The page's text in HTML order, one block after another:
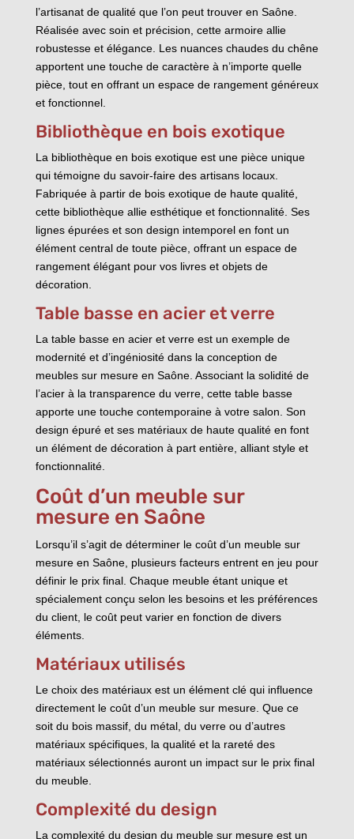
l’artisanat de qualité que l’on peut trouver en Saône.
Réalisée avec soin et précision, cette armoire allie
robustesse et élégance. Les nuances chaudes du chêne
apportent une touche de caractère à n’importe quelle
pièce, tout en offrant un espace de rangement généreux
et fonctionnel.
Bibliothèque en bois exotique
La bibliothèque en bois exotique est une pièce unique
qui témoigne du savoir-faire des artisans locaux.
Fabriquée à partir de bois exotique de haute qualité,
cette bibliothèque allie esthétique et fonctionnalité. Ses
lignes épurées et son design intemporel en font un
élément central de toute pièce, offrant un espace de
rangement élégant pour vos livres et objets de
décoration.
Table basse en acier et verre
La table basse en acier et verre est un exemple de
modernité et d’ingéniosité dans la conception de
meubles sur mesure en Saône. Associant la solidité de
l’acier à la transparence du verre, cette table basse
apporte une touche contemporaine à votre salon. Son
design épuré et ses matériaux de haute qualité en font
un élément de décoration à part entière, alliant style et
fonctionnalité.
Coût d’un meuble sur
mesure en Saône
Lorsqu’il s’agit de déterminer le coût d’un meuble sur
mesure en Saône, plusieurs facteurs entrent en jeu pour
définir le prix final. Chaque meuble étant unique et
spécialement conçu selon les besoins et les préférences
du client, le coût peut varier en fonction de divers
éléments.
Matériaux utilisés
Le choix des matériaux est un élément clé qui influence
directement le coût d’un meuble sur mesure. Que ce
soit du bois massif, du métal, du verre ou d’autres
matériaux spécifiques, la qualité et la rareté des
matériaux sélectionnés auront un impact sur le prix final
du meuble.
Complexité du design
La complexité du design du meuble sur mesure est un